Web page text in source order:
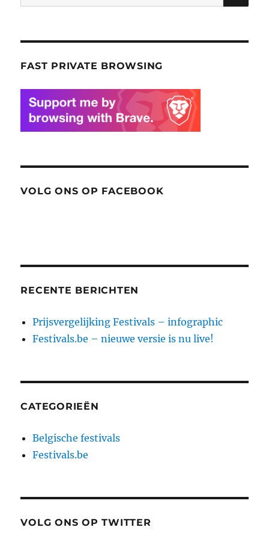
naar:
FAST PRIVATE BROWSING
VOLG ONS OP FACEBOOK
RECENTE BERICHTEN
Prijsvergelijking Festivals – infographic
Festivals.be – nieuwe versie is nu live!
CATEGORIEËN
Belgische festivals
Festivals.be
VOLG ONS OP TWITTER